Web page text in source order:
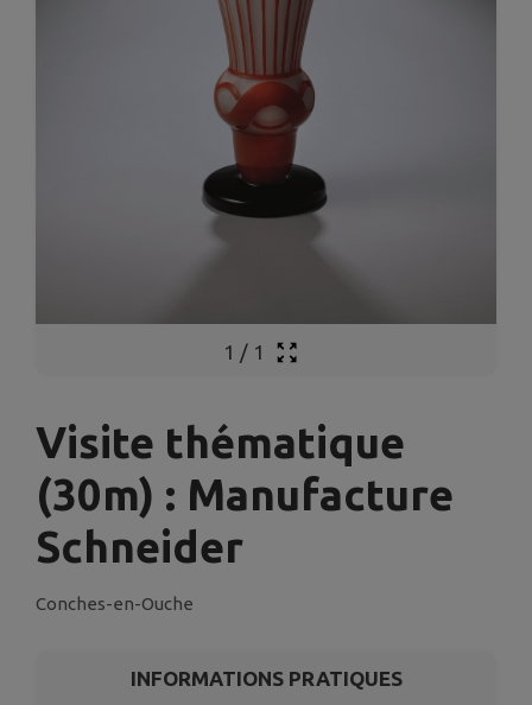
1 / 1
Visite thématique
(30m) : Manufacture
Schneider
Conches-en-Ouche
INFORMATIONS PRATIQUES